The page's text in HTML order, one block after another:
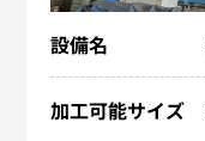
設備名
加工可能サイズ